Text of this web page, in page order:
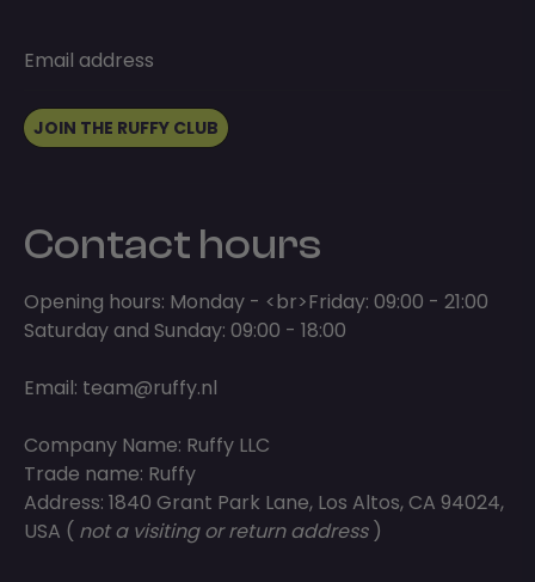
Email address
JOIN THE RUFFY CLUB
Contact hours
Opening hours: Monday - <br>Friday: 09:00 - 21:00
Saturday and Sunday: 09:00 - 18:00
Email: team@ruffy.nl
Company Name: Ruffy LLC
Trade name: Ruffy
Address: 1840 Grant Park Lane, Los Altos, CA 94024,
USA ( not a visiting or return address)